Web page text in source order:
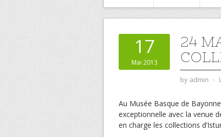
17
Mai 2013
24
by admin ⋅
Au Musée Basque de
exceptionnelle avec la venue
en charge les collections